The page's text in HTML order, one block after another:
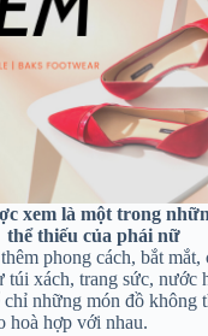
xem là một trong
thể thiếu của phái nữ
phong cách, bắt
túi xách, trang sức, nước
những món đồ không
hoà hợp với nhau.